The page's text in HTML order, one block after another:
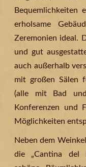
Bequemlichkeiten
erholsame
Zeremonien ideal.
und gut
auch außerhalb
mit großen Sälen
(alle mit Bad
Konferenzen und
Möglichkeiten
Neben dem
die „Cantina del